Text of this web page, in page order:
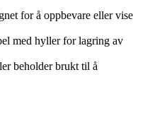
for å oppbevare eller vise
med hyller for lagring av
beholder brukt til å